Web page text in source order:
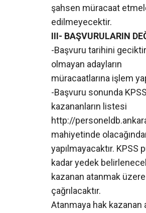
şahsen müracaat
edilmeyecektir.
III- BAŞVURULARIN
-Başvuru tarihini
olmayan adayların
müracaatlarına işlem
-Başvuru sonunda
kazananların listesi
http://
mahiyetinde
yapılmayacaktır. KPSS
kadar yedek
kazanan atanmak
çağrılacaktır.
Atanmaya hak